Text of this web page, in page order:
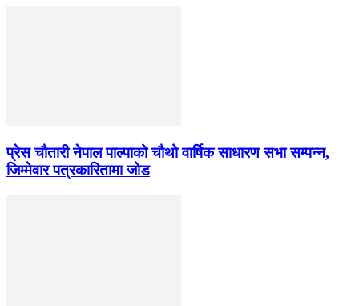
प्रेस चौतारी नेपाल पाल्पाको चौथो वार्षिक साधारण सभा सम्पन्न,
जिम्मेवार पत्रकारितामा जोड